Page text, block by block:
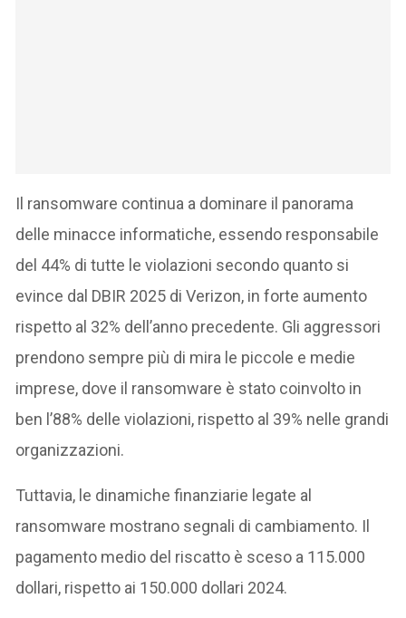
Il ransomware continua a dominare il panorama
delle minacce informatiche, essendo responsabile
del 44% di tutte le violazioni secondo quanto si
evince dal DBIR 2025 di Verizon, in forte aumento
rispetto al 32% dell’anno precedente. Gli aggressori
prendono sempre più di mira le piccole e medie
imprese, dove il ransomware è stato coinvolto in
ben l’88% delle violazioni, rispetto al 39% nelle grandi
organizzazioni.
Tuttavia, le dinamiche finanziarie legate al
ransomware mostrano segnali di cambiamento. Il
pagamento medio del riscatto è sceso a 115.000
dollari, rispetto ai 150.000 dollari 2024.